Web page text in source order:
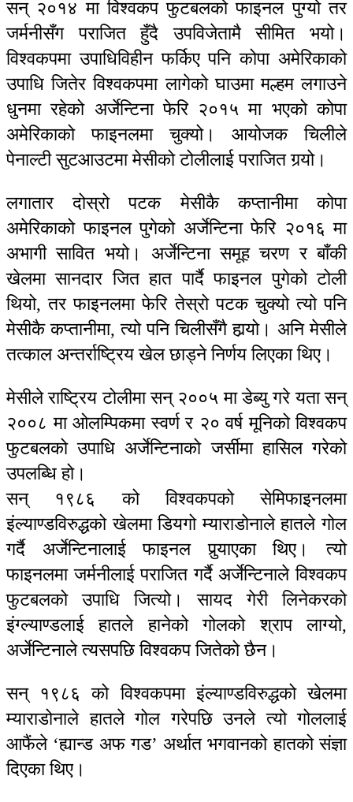
सन् २०१४ मा विश्वकप फुटबलको फाइनल पुग्यो तर
जर्मनीसँग पराजित हुँदै उपविजेतामै सीमित भयो।
विश्वकपमा उपाधिविहीन फर्किए पनि कोपा अमेरिकाको
उपाधि जितेर विश्वकपमा लागेको घाउमा मल्हम लगाउने
धुनमा रहेको अर्जेन्टिना फेरि २०१५ मा भएको कोपा
अमेरिकाको फाइनलमा चुक्यो। आयोजक चिलीले
पेनाल्टी सुटआउटमा मेसीको टोलीलाई पराजित गर्‍यो।
लगातार दोस्रो पटक मेसीकै कप्तानीमा कोपा
अमेरिकाको फाइनल पुगेको अर्जेन्टिना फेरि २०१६ मा
अभागी सावित भयो। अर्जेन्टिना समूह चरण र बाँकी
खेलमा सानदार जित हात पार्दै फाइनल पुगेको टोली
थियो, तर फाइनलमा फेरि तेस्रो पटक चुक्यो त्यो पनि
मेसीकै कप्तानीमा, त्यो पनि चिलीसँगै हार्‍यो। अनि मेसीले
तत्काल अन्तर्राष्ट्रिय खेल छाड्ने निर्णय लिएका थिए।
मेसीले राष्ट्रिय टोलीमा सन् २००५ मा डेब्यु गरे यता सन्
२००८ मा ओलम्पिकमा स्वर्ण र २० वर्ष मूनिको विश्वकप
फुटबलको उपाधि अर्जेन्टिनाको जर्सीमा हासिल गरेको
उपलब्धि हो।
सन् १९८६ को विश्वकपको सेमिफाइनलमा
इंल्याण्डविरुद्धको खेलमा डियगो म्याराडोनाले हातले गोल
गर्दै अर्जेन्टिनालाई फाइनल पुर्‍याएका थिए। त्यो
फाइनलमा जर्मनीलाई पराजित गर्दै अर्जेन्टिनाले विश्वकप
फुटबलको उपाधि जित्यो। सायद गेरी लिनेकरको
इंग्ल्याण्डलाई हातले हानेको गोलको श्राप लाग्यो,
अर्जेन्टिनाले त्यसपछि विश्वकप जितेको छैन।
सन् १९८६ को विश्वकपमा इंल्याण्डविरुद्धको खेलमा
म्याराडोनाले हातले गोल गरेपछि उनले त्यो गोललाई
आफैंले ‘ह्यान्ड अफ गड’ अर्थात भगवानको हातको संज्ञा
दिएका थिए।